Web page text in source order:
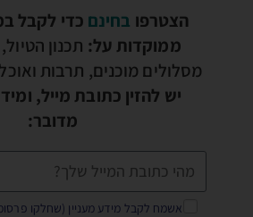
הצטרפו בחינם כדי לקבל
ממוקדות על: תכנון
מסלולים מוכנים, תרבות
יש להזין כתובת מייל,
מדובר:
אשמח לקבל מידע מעניין (שחלקו